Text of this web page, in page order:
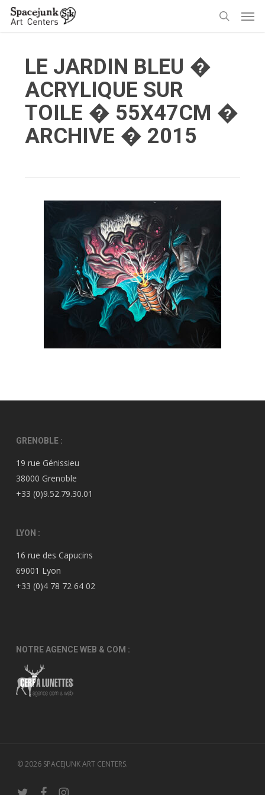
Skip
LE JARDIN BLEU �
ACRYLIQUE SUR
TOILE � 55X47CM �
ARCHIVE � 2015
GRENOBLE :
19 rue Génissieu
38000 Grenoble
+33 (0)9.52.79.30.01
LYON :
16 rue des Capucins
69001 Lyon
+33 (0)4 78 72 64 02
NOTRE AGENCE WEB & COM :
© 2026 SPACEJUNK ART CENTERS.
twitter facebookinstagram